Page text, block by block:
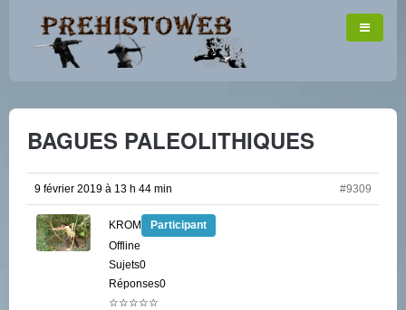
BAGUES PALEOLITHIQUES
9 février 2019 à 13 h 44 min #9309
KROM
Participant
Offline
Sujets0
Réponses0
☆☆☆☆☆